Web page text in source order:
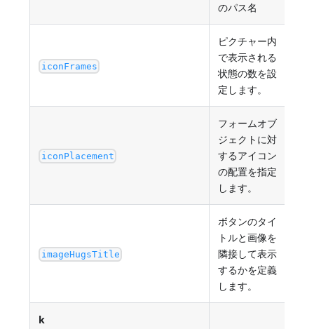
のパス名
iconFrames
ピクチャー内
で表示される
状態の数を設
定します。
iconPlacement
フォームオブ
ジェクトに対
するアイコン
の配置を指定
します。
imageHugsTitle
ボタンのタイ
トルと画像を
隣接して表示
するかを定義
します。
k